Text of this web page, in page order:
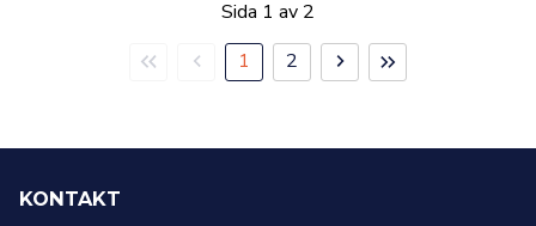
Sida 1 av 2
Första
sidan
Föregående
sida
1 2
Nästa
sida
Sista
sidan
KONTAKT